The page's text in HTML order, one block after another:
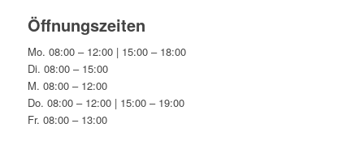
Öffnungszeiten
Mo. 08:00 – 12:00 | 15:00 – 18:00
Di. 08:00 – 15:00
M. 08:00 – 12:00
Do. 08:00 – 12:00 | 15:00 – 19:00
Fr. 08:00 – 13:00